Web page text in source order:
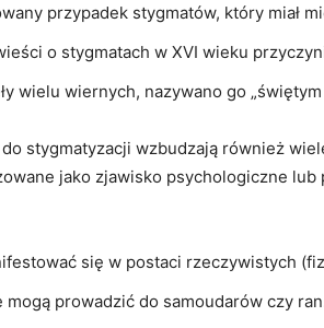
przypadek stygmatów, który miał
o stygmatach w XVI⁣ wieku
wielu ‍wiernych, ⁢nazywano ‍go
stygmatyzacji wzbudzają również
jako zjawisko psychologiczne⁢
się w‍ postaci rzeczywistych
⁢mogą prowadzić do samoudarów czy